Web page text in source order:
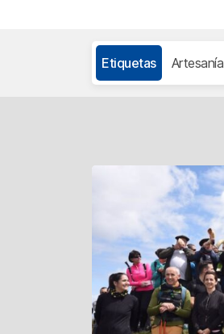
Etiquetas Artesanía